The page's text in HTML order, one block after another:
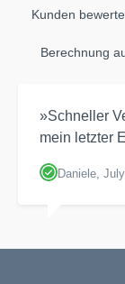
Kunden
Berechnung
»Schneller
mein letzter
Daniele,